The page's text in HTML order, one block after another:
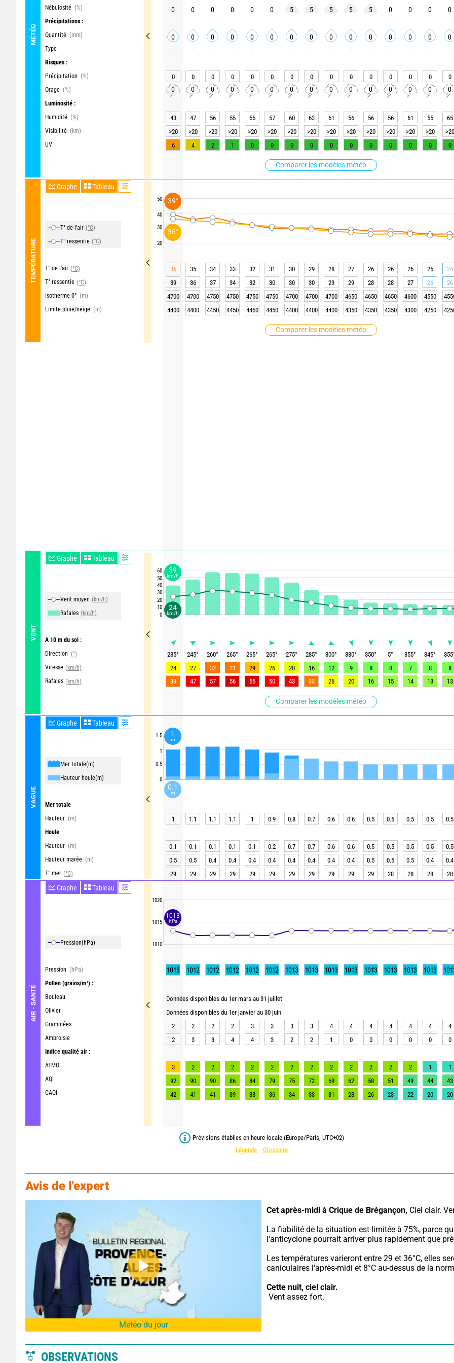
MÉTÉO
Nébulosité (%)
Précipitations :
Quantité (mm)
Type
Risques :
Précipitation (%)
Orage (%)
Luminosité :
Humidité (%)
Visibilité (km)
UV
Comparer les modèles météo
TEMPÉRATURE
Graphe Tableau
T° de l'air (°C)
T° ressentie (°C)
T° de l'air (°C)
T° ressentie (°C)
Isotherme 0° (m)
Limite pluie/neige (m)
Comparer les modèles météo
VENT
Graphe Tableau
Vent moyen (km/h)
Rafales (km/h)
A 10 m du sol :
Direction (°)
Vitesse (km/h)
Rafales (km/h)
Comparer les modèles météo
VAGUE
Graphe Tableau
Mer totale(m)
Hauteur houle(m)
Mer totale
Hauteur (m)
Houle
Hauteur (m)
Hauteur marée (m)
T° mer (°C)
AIR - SANTÉ
Graphe Tableau
Pression(hPa)
Pression (hPa)
Pollen (grains/m³) :
Bouleau
Olivier
Graminées
Ambroisie
Indice qualité air :
ATMO
AQI
CAQI
50
40
30
20
60
50
40
30
20
10
0
1.5
1
0.5
0
1020
1015
1010
0 0 0 0 0 0 5 5 5 5 5 0 0 0 0
0 0 0 0 0 0 0 0 0 0 0 0 0 0 0
- - - - - - - - - - - - - - -
0 0 0 0 0 0 0 0 0 0 0 0 0 0 0
0 0 0 0 0 0 0 0 0 0 0 0 0 0 0
43 47 56 55 55 57 60 63 61 56 56 56 61 55 65
>20
>20 >20 >20 >20 >20 >20 >20 >20 >20 >20 >20 >20 >20 >20
6
4 2 1 0 0 0 0 0 0 0 0 0 0 0
36 35 34 33 32 31 30 29 28 27 26 26 26 25 24
39
36 37 34 32 30 30 30 29 29 28 28 27 26 26
4700
4700 4750 4750 4750 4750 4700 4700 4700 4650 4650 4650 4600 4550
4400
4400 4450 4450 4450 4450 4400 4400 4400 4350 4350 4350 4300 4250
235° 245° 260° 265° 265° 265° 275° 285° 300° 330° 350° 5° 355° 345° 355
24
27 32 31 29 26 20 16 12 9 8 8 7 8 8
39
47 57 56 55 50 43 33 26 20 16 15 14 13 13
1 1.1 1.1 1.1 1 0.9 0.8 0.7 0.6 0.6 0.5 0.5 0.5 0.5 0.5
0.1 0.1 0.1 0.1 0.1 0.2 0.7 0.7 0.6 0.6 0.5 0.5 0.5 0.5 0.5
0.5
0.5 0.4 0.4 0.4 0.4 0.4 0.4 0.4 0.4 0.5 0.5 0.5 0.4 0.4
29
29 29 29 29 29 29 29 29 29 29 28 28 28 28
1013 1012 1012 1012 1012 1012 1013 1013 1013 1013 1013 1013 1013 1013
Données disponibles du 1er mars au 31 juillet
Données disponibles du 1er janvier au 30 juin
2
2 2 2 3 3 3 3 4 4 4 4 4 4 4
2
3 3 4 4 3 2 2 1 0 0 0 0 0 0
3 2 2 2 2 2 2 2 2 2 2 2 2 1 1
92
90 90 86 84 79 75 72 69 62 58 51 49 44 43
42
41 41 39 38 36 34 33 31 28 26 23 22 20 20
Prévisions établies en heure locale (Europe/Paris, UTC+02)
Légende
Glossaire
Avis de l'expert
Météo du jour
Cet après-midi à Crique de Brégançon, Ciel clair.
La fiabilité de la situation est limitée à 75%, parce
l'anticyclone pourrait arriver plus rapidement que
Les températures varieront entre 29 et 36°C, elles
caniculaires l'après-midi et 8°C au-dessus de la
Cette nuit, ciel clair.
Vent assez fort.
OBSERVATIONS
24
km/h
39
km/h
36°
39°
0.1
m
1
m
1013
hPa